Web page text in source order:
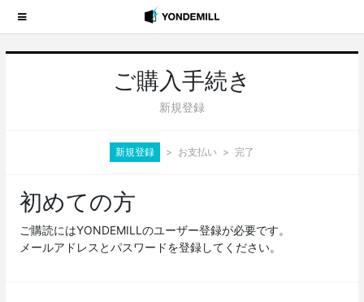
ご購入手続き
新規登録
新規登録 お支払い 完了
初めての方
ご購読にはYONDEMILLのユーザー登録が必要です。
メールアドレスとパスワードを登録してください。